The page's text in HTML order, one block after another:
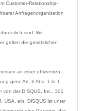
Customer-Relationship-
Anfragenorganisation
sind. Wir
gelten die gesetzlichen
an einer effizienten,
gem. Art. 6 Abs. 1 lit. f.
von der DISQUS, Inc., 301
USA, ein. DISQUS ist unter